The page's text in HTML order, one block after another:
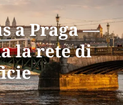
a Praga —
la rete di